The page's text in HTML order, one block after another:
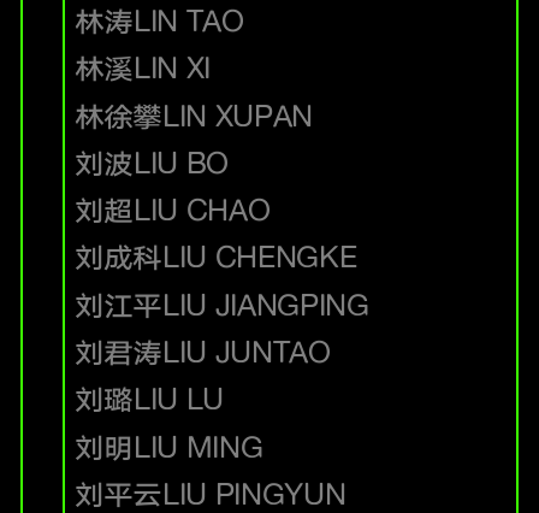
林涛LIN TAO
林溪LIN XI
林徐攀LIN XUPAN
刘波LIU BO
刘超LIU CHAO
刘成科LIU CHENGKE
刘江平LIU JIANGPING
刘君涛LIU JUNTAO
刘璐LIU LU
刘明LIU MING
刘平云LIU PINGYUN